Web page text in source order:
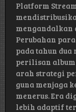
Platform
Perubahan
pada tahun dua
perilisan
arah strategi
guna menjaga
menerus. Era
lebih adaptif